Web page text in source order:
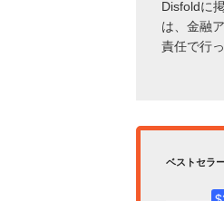
Disfoldに
は、金融
責任で行
ベストセラ